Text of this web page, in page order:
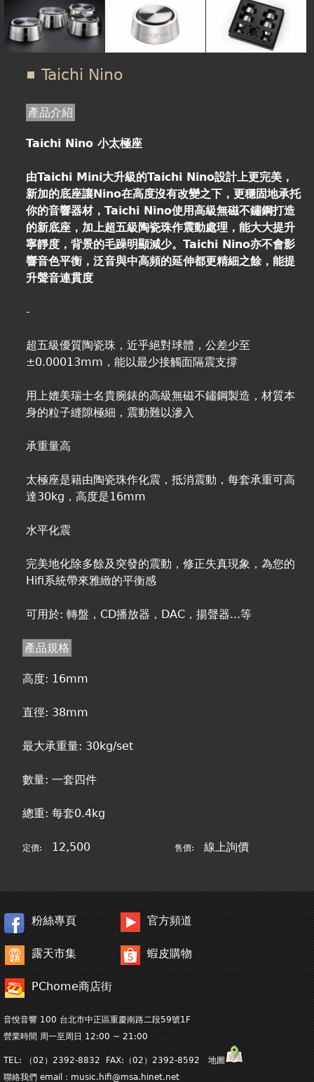
Taichi Nino
產品介紹
Taichi Nino 小太極座
由Taichi Mini大升級的Taichi Nino設計上更完美，
新加的底座讓Nino在高度沒有改變之下，更穩固地承托
你的音響器材，Taichi Nino使用高級無磁不鏽鋼打造
的新底座，加上超五級陶瓷珠作震動處理，能大大提升
寧靜度，背景的毛躁明顯減少。Taichi Nino亦不會影
響音色平衡，泛音與中高頻的延伸都更精細之餘，能提
升聲音連貫度
-
超五級優質陶瓷珠，近乎絕對球體，公差少至
±0.00013mm，能以最少接觸面隔震支撐
用上媲美瑞士名貴腕錶的高級無磁不鏽鋼製造，材質本
身的粒子縫隙極細，震動難以滲入
承重量高
太極座是籍由陶瓷珠作化震，抵消震動，每套承重可高
達30kg，高度是16mm
水平化震
完美地化除多餘及突發的震動，修正失真現象，為您的
Hifi系統帶來雅緻的平衡感
可用於: 轉盤，CD播放器，DAC，揚聲器...等
產品規格
高度: 16mm
直徑: 38mm
最大承重量: 30kg/set
數量: 一套四件
總重: 每套0.4kg
定價: 12,500 售價: 線上詢價
粉絲專頁 官方頻道
露天市集 蝦皮購物
PChome商店街
音悅音響 100 台北市中正區重慶南路二段59號1F
營業時間 周一至周日 12:00 ~ 21:00
TEL: （02）2392-8832 FAX:（02）2392-8592 地圖
聯絡我們 email： music.hifi@msa.hinet.net